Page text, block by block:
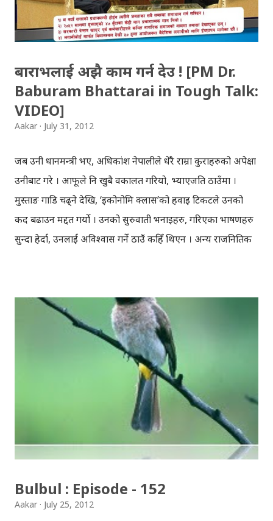
बाराभलाई अझै काम गर्न देउ ! [PM Dr.
Baburam Bhattarai in Tough Talk:
VIDEO]
Aakar July 31, 2012
जब उनी प्रधानमन्त्री भए, अधिकांश नेपालीले धेरै राम्रा कुराहरुको अपेक्षा
उनीबाट गरे । आफूले नि खुबै वकालत गरियो, भ्याएजति ठाउँमा ।
मुस्ताङ गाडि चढ्ने देखि, ‘इकोनोमि क्लास’को हवाइ टिकटले उनको
कद बढाउन मद्दत गर्यो । उनको सुरुवाती भनाइहरु, गरिएका भाषणहरु
सुन्दा हेर्दा, उनलाई अविश्वास गर्ने ठाउँ कहिँ थिएन । अन्य राजनितिक
कुराहरुलाई सकरात्मक अर्थमा हेरियो । हामी यो कारण पनि खुशी
थियौँ कि, कम्तिमा यी प्रधानमन्त्री पहिलेका अरुजस्ता छैनन् । कोइराला,
नेपाल, खनाल, दाहाल, आदि देखिसकेका हामीले भट्टराईबाट केही
पृथक र केही राम्रा कामहरुको अपेक्षा राख्यौँ । तर आज सरकारको
नेतृत्व गरेको करिब १ वर्ष हुँदै जाँदा उनी सबैतिर उनका अलोकप्रिय
निर्णय र मिचाहा स्वभावका कारण आलोचित बन्दै गइरहेकाछन् ।
सत्तामा आफूलाई जोगाइराख्न, ईतिहासकै ठूलो मन्त्रीमण्डल बनाउने
देखि लिएर संविधान भंग गर्ने सम्मका काम गरेबाट उनी आलोचित त
भइरहेकाछन् नै, त्यसबाहेक अन्य विभिन्न दर्जनौँ निर्णयबाट पनि आफ्नो
Bulbul : Episode - 152
Aakar July 25, 2012